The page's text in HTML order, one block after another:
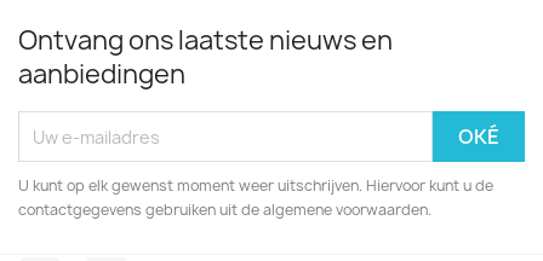
Ontvang ons laatste nieuws en
aanbiedingen
U kunt op elk gewenst moment weer uitschrijven. Hiervoor kunt u de
contactgegevens gebruiken uit de algemene voorwaarden.